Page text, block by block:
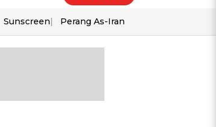
Sunscreen Perang As-Iran